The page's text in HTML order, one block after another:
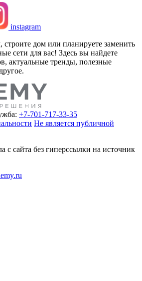
instagram
строите дом или планируете заменить
сети для вас! Здесь вы найдете
актуальные тренды, полезные
+7-701-717-33-35
Не является публичной
с сайта без гиперссылки на источник